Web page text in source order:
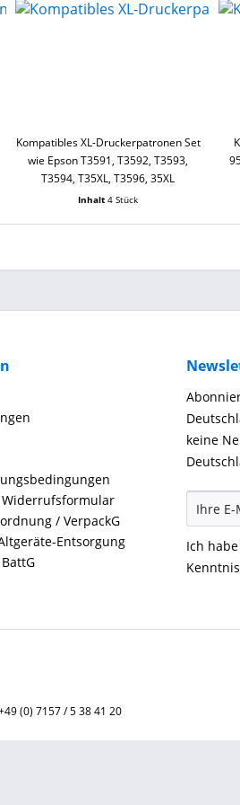
Kompatibles XL-Druckerpatronen Set
wie Epson T3591, T3592, T3593,
T3594, T35XL, T3596, 35XL
Inhalt4 Stück
/ VerpackG
Entsorgung
keine
Ich
(0) 7157 / 5 38 41 20